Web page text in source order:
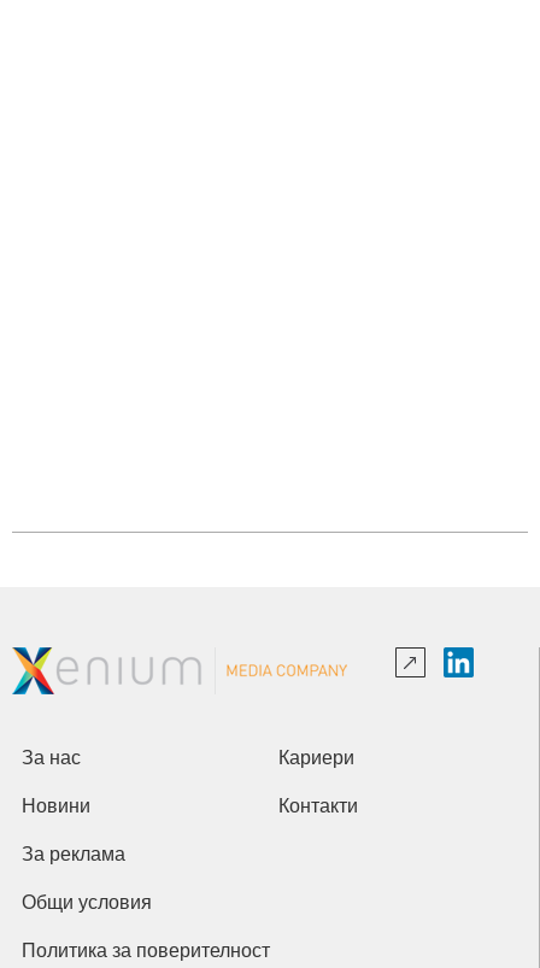
За нас Кариери
Новини Контакти
За реклама
Общи условия
Политика за поверителност